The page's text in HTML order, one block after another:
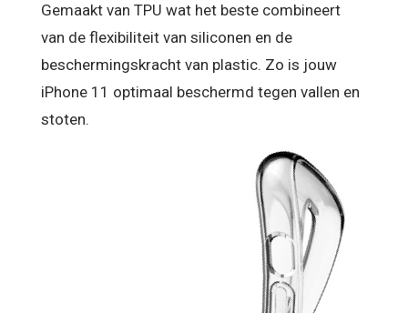
Gemaakt van TPU wat het beste combineert
van de flexibiliteit van siliconen en de
beschermingskracht van plastic. Zo is jouw
iPhone 11 optimaal beschermd tegen vallen en
stoten.